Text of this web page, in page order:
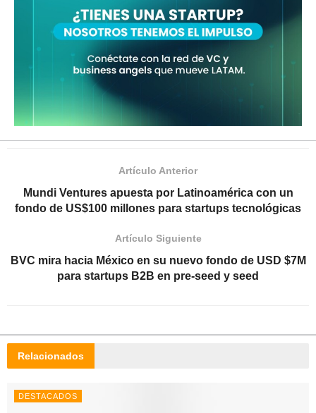
Artículo Anterior
Mundi Ventures apuesta por Latinoamérica con un
fondo de US$100 millones para startups tecnológicas
Artículo Siguiente
BVC mira hacia México en su nuevo fondo de USD $7M
para startups B2B en pre-seed y seed
Relacionados
DESTACADOS